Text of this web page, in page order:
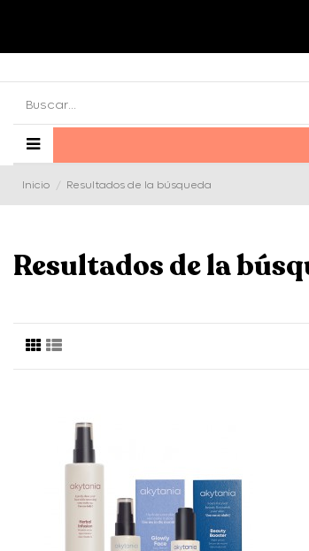
Inicio Resultados de la búsqueda
Resultados de la